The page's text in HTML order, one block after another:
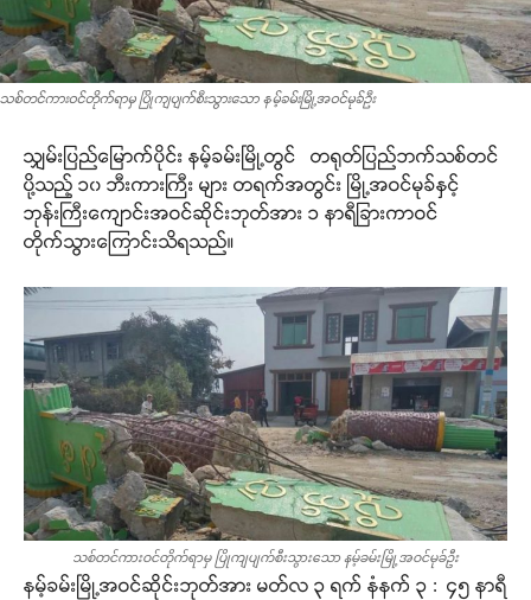
သစ်တင်ကားဝင်တိုက်ရာမှ ပြိုကျပျက်စီးသွားသော နမ့်ခမ်းမြို့အဝင်မုခ်ဦး
သျှမ်းပြည်မြောက်ပိုင်း နမ့်ခမ်းမြို့တွင် တရုတ်ပြည်ဘက်သစ်တင်
ပို့သည့် ၁၀ ဘီးကားကြီး များ တရက်အတွင်း မြို့အဝင်မုခ်နှင့်
ဘုန်းကြီးကျောင်းအဝင်ဆိုင်းဘုတ်အား ၁ နာရီခြားကာဝင်
တိုက်သွားကြောင်းသိရသည်။
သစ်တင်ကားဝင်တိုက်ရာမှ ပြိုကျပျက်စီးသွားသော နမ့်ခမ်းမြို့အဝင်မုခ်ဦး
နမ့်ခမ်းမြို့အဝင်ဆိုင်းဘုတ်အား မတ်လ ၃ ရက် နံနက် ၃ : ၄၅ နာရီ